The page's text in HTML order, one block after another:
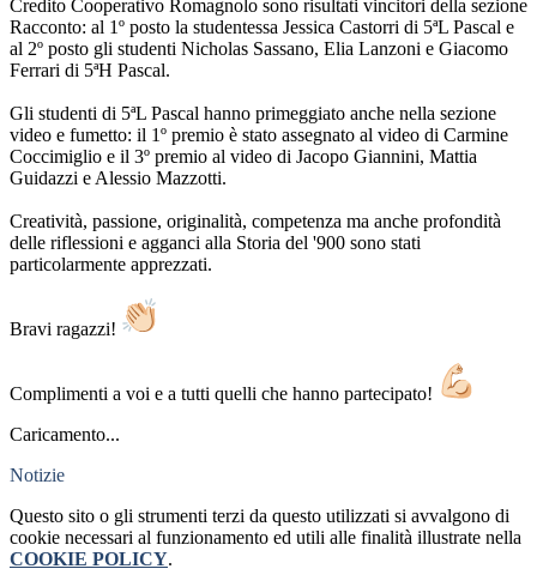
Credito Cooperativo Romagnolo sono risultati vincitori della sezione
Racconto: al 1º posto la studentessa Jessica Castorri di 5ªL Pascal e
al 2º posto gli studenti Nicholas Sassano, Elia Lanzoni e Giacomo
Ferrari di 5ªH Pascal.
Gli studenti di 5ªL Pascal hanno primeggiato anche nella sezione
video e fumetto: il 1º premio è stato assegnato al video di Carmine
Coccimiglio e il 3º premio al video di Jacopo Giannini, Mattia
Guidazzi e Alessio Mazzotti.
Creatività, passione, originalità, competenza ma anche profondità
delle riflessioni e agganci alla Storia del '900 sono stati
particolarmente apprezzati.
Bravi ragazzi!
Complimenti a voi e a tutti quelli che hanno partecipato!
Caricamento...
Notizie
Questo sito o gli strumenti terzi da questo utilizzati si avvalgono di
cookie necessari al funzionamento ed utili alle finalità illustrate nella
COOKIE POLICY.